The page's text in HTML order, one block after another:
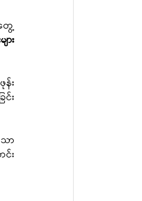
ေ့
း
န်း
း
ာ
း